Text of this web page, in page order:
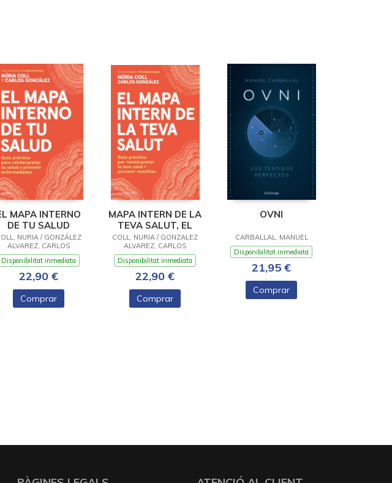
MAPA INTERNO
DE TU SALUD
NURIA / GONZÁLEZ
ALVAREZ, CARLOS
Disponibilitat inmediata
22,90 €
Comprar
MAPA INTERN DE LA
TEVA SALUT, EL
COLL, NURIA / GONZALEZ
ALVAREZ, CARLOS
Disponibilitat inmediata
22,90 €
Comprar
OVNI
CARBALLAL, MANUEL
Disponibilitat inmediata
21,95 €
Comprar